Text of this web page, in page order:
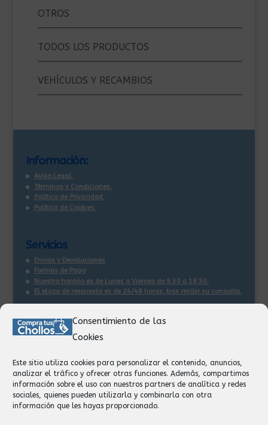
Consentimiento de las
Cookies
Este sitio utiliza cookies para personalizar el contenido, anuncios,
analizar el tráfico y ofrecer otras funciones. Además, compartimos
información sobre el uso con nuestros partners de analítica y redes
sociales, quienes pueden utilizarla y combinarla con otra
información que les hayas proporcionado.
OTROS
TODOS LOS PRODUCTOS
VEHÍCULOS Y RECAMBIOS
Información:
Aviso Legal.
Términos y Condiciones.
Política de Privacidad.
Política de Cookies.
Servicios
Envios y Devoluciones
Formas de Pago
Nuestro horario es de Lunes a Viernes de 9:30 a 18:30.
El plazo de respuesta es de 24/48 horas, tras recibir su consulta.
Contacto:
Facturación
Devoluciones
Privacidad